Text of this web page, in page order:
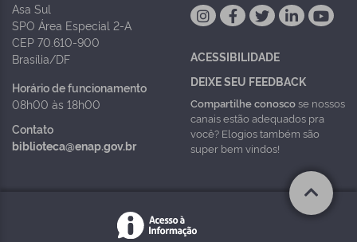
Asa Sul
SPO Área Especial 2-A
CEP 70.610-900
Brasília/DF
Horário de funcionamento
08h00 às 18h00
Contato
biblioteca@enap.gov.br
ACESSIBILIDADE
DEIXE SEU FEEDBACK
Compartilhe conoscose nossos
canais estão adequados pra
você? Elogios também são
super bem vindos!